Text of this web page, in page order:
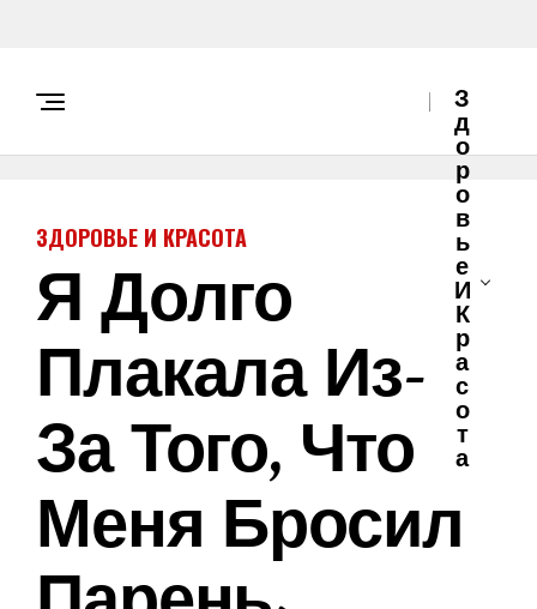
З
Д
О
Р
О
В
Ь
Е
И
К
Р
А
С
О
Т
А
ЗДОРОВЬЕ И КРАСОТА
Я Долго
Плакала Из-
За Того, Что
Меня Бросил